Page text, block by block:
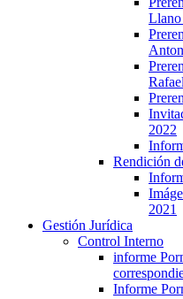
Llano
Rafael
2022
Rendición
2021
Gestión Jurídica
Control Interno
informe
Informe